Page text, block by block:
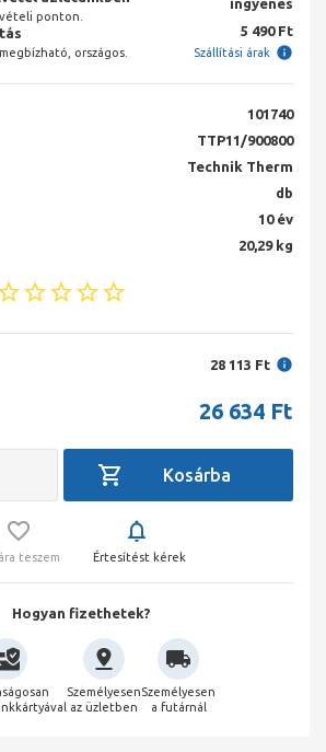
ponton.
ingyenes
országos.
5 490 Ft
Szállítási árak
101740
TTP11/900800
Technik Therm
db
10 év
20,29 kg
28 113 Ft
26 634 Ft
teszem Értesítést kérek
Hogyan fizethetek?
Személyesen
az üzletben
Személyesen
a futárnál